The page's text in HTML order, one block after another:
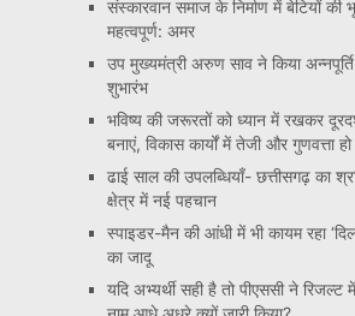
संस्कारवान समाज के निर्माण में बेटियों की
महत्वपूर्ण: अमर
उप मुख्यमंत्री अरुण साव ने किया
शुभारंभ
भविष्य की जरूरतों को ध्यान में रखकर
बनाएं, विकास कार्यों में तेजी और गुणवत्ता
ढाई साल की उपलब्धियाँ- छत्तीसगढ़ का
क्षेत्र में नई पहचान
स्पाइडर-मैन की आंधी में भी कायम रहा ‘दिल
का जादू
यदि अभ्यर्थी सही है तो पीएससी ने रिजल्ट